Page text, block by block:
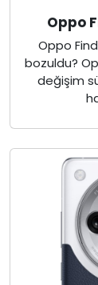
Oppo
Oppo
bozuldu?
değişim